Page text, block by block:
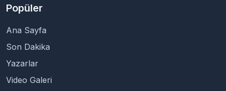
Popüler
Ana Sayfa
Son Dakika
Yazarlar
Video Galeri